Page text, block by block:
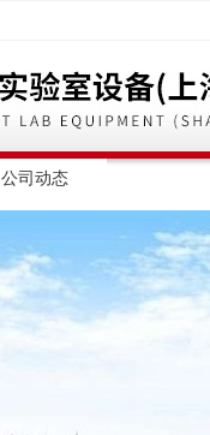
公司动态